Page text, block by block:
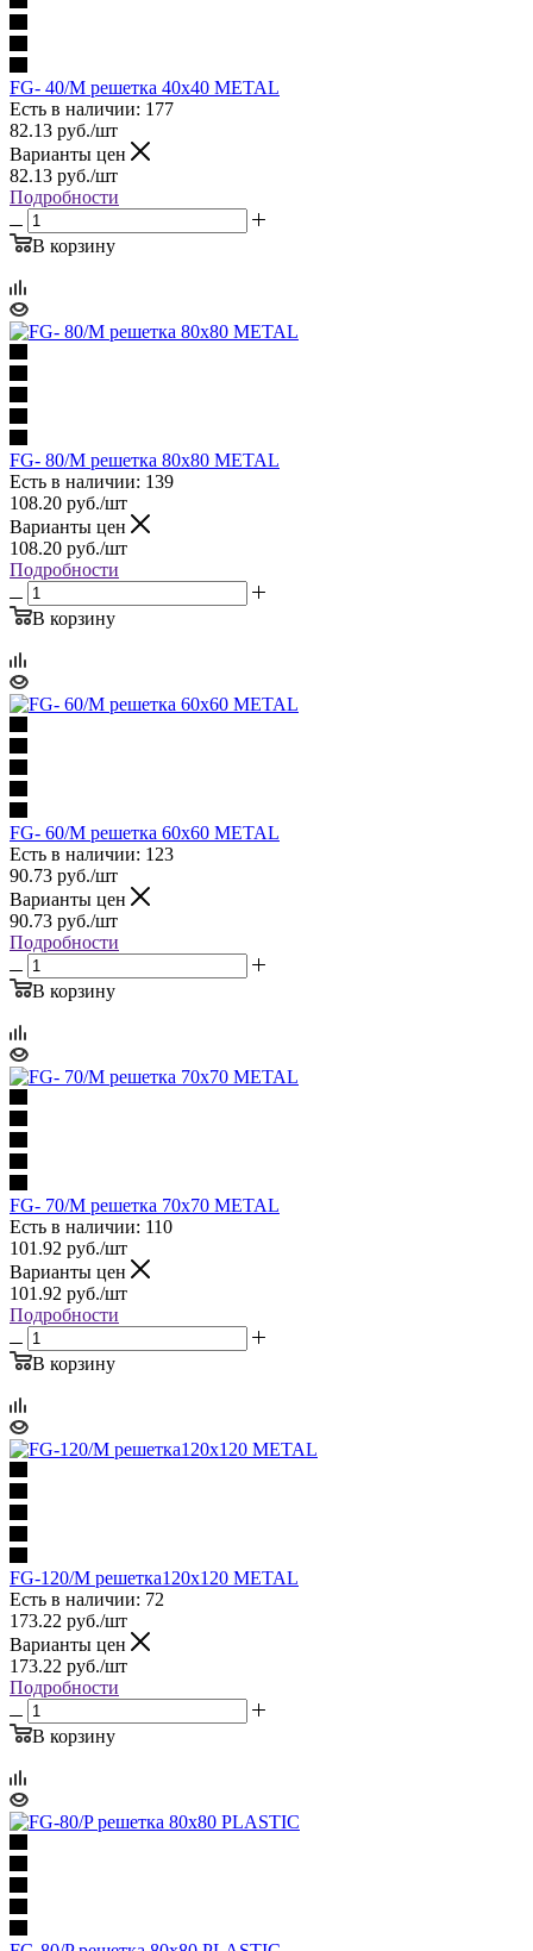
FG- 40/M решетка 40x40 METAL
Есть в наличии: 177
82.13 руб./шт
Варианты цен
82.13 руб./шт
Подробности
В корзину
FG- 80/M решетка 80x80 METAL
Есть в наличии: 139
108.20 руб./шт
Варианты цен
108.20 руб./шт
Подробности
В корзину
FG- 60/M решетка 60x60 METAL
Есть в наличии: 123
90.73 руб./шт
Варианты цен
90.73 руб./шт
Подробности
В корзину
FG- 70/M решетка 70x70 METAL
Есть в наличии: 110
101.92 руб./шт
Варианты цен
101.92 руб./шт
Подробности
В корзину
FG-120/M решетка120x120 METAL
Есть в наличии: 72
173.22 руб./шт
Варианты цен
173.22 руб./шт
Подробности
В корзину